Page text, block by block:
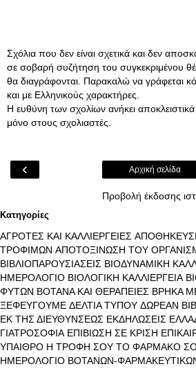
Σχόλια που δεν είναι σχετικά και δεν
σε σοβαρή συζήτηση του συγκεκριμένου
θα διαγράφονται. Παρακαλώ να γράφεται
και με Ελληνικούς χαρακτήρες.
Η ευθύνη των σχολίων ανήκει αποκλειστικά
μόνο στους σχολιαστές.
‹ Αρχική σελίδα
Προβολή έκδοσης
Κατηγορίες
ΑΓΡΟΤΕΣ ΚΑΙ ΚΑΛΛΙΕΡΓΕΙΕΣ
ΤΡΟΦΙΜΩΝ ΑΠΟΤΟΞΙΝΩΣΗ ΤΟΥ
ΒΙΒΛΙΟΠΑΡΟΥΣΙΑΣΕΙΣ ΒΙΟΔΥΝΑΜΙΚΗ
ΗΜΕΡΟΛΟΓΙΟ ΒΙΟΛΟΓΙΚΗ ΚΑΛΛΙΕΡΓΕΙΑ
ΦΥΤΩΝ ΒΟΤΑΝΑ ΚΑΙ ΘΕΡΑΠΕΙΕΣ ΒΡΗΚΑ
ΞΕΦΕΥΓΟΥΜΕ ΔΕΛΤΙΑ ΤΥΠΟΥ ΔΩΡΕΑΝ
ΕΚ ΤΗΣ ΔΙΕΥΘΥΝΣΕΩΣ ΕΚΔΗΛΩΣΕΙΣ
ΓΙΑΤΡΟΣΟΦΙΑ ΕΠΙΒΙΩΣΗ ΣΕ ΚΡΙΣΗ
ΥΠΑΙΘΡΟ Η ΤΡΟΦΗ ΣΟΥ ΤΟ ΦΑΡΜΑΚΟ
ΗΜΕΡΟΛΟΓΙΟ ΒΟΤΑΝΩΝ-